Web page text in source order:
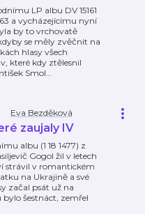
LP albu DV 15161
a vycházejícímu nyní
by to vrchovatě
se měly zvěčnit na
hlasy všech
které kdy ztělesnil
Smol…
Eva Bezděková
zaujaly IV
albu (1 18 1477) z
Gogol žil v letech
strávil v romantickém
na Ukrajině a své
začal psát už na
šestnáct, zemřel